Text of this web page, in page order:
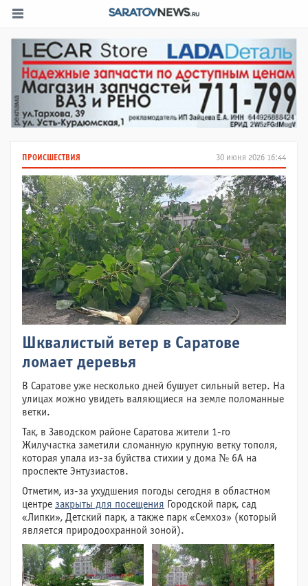
30 июня 2026 16:44
ПРОИСШЕСТВИЯ
Шквалистый ветер в Саратове
ломает деревья
В Саратове уже несколько дней бушует сильный ветер. На
улицах можно увидеть валяющиеся на земле поломанные
ветки.
Так, в Заводском районе Саратова жители 1-го
Жилучастка заметили сломанную крупную ветку тополя,
которая упала из-за буйства стихии у дома № 6А на
проспекте Энтузиастов.
Отметим, из-за ухудшения погоды сегодня в областном
центре закрыты для посещения Городской парк, сад
«Липки», Детский парк, а также парк «Семхоз» (который
является природоохранной зоной).